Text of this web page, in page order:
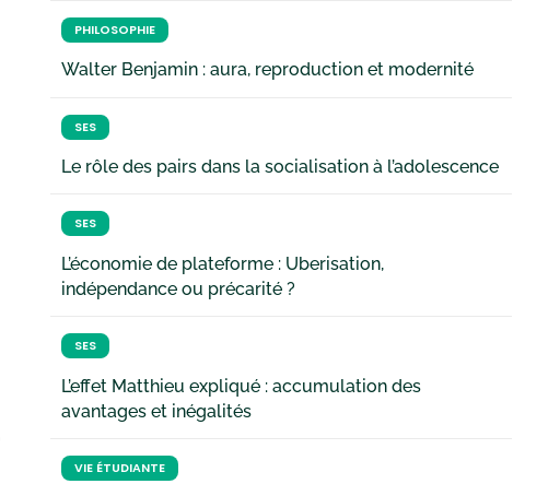
PHILOSOPHIE
Walter Benjamin : aura, reproduction et modernité
SES
Le rôle des pairs dans la socialisation à l’adolescence
SES
L’économie de plateforme : Uberisation,
indépendance ou précarité ?
SES
L’effet Matthieu expliqué : accumulation des
avantages et inégalités
VIE ÉTUDIANTE